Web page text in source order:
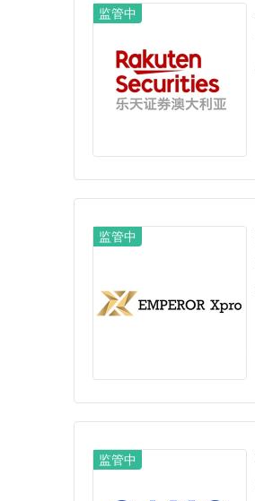
监管中
监管中
监管中